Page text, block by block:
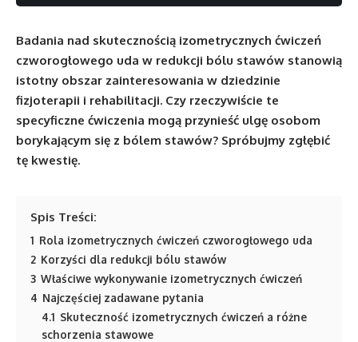
Badania nad skutecznością izometrycznych ćwiczeń
czworogłowego uda w redukcji bólu stawów stanowią
istotny obszar zainteresowania w dziedzinie
fizjoterapii i rehabilitacji. Czy rzeczywiście te
specyficzne ćwiczenia mogą przynieść ulgę osobom
borykającym się z bólem stawów? Spróbujmy zgłębić
tę kwestię.
Spis Treści:
1 Rola izometrycznych ćwiczeń czworogłowego uda
2 Korzyści dla redukcji bólu stawów
3 Właściwe wykonywanie izometrycznych ćwiczeń
4 Najczęściej zadawane pytania
4.1 Skuteczność izometrycznych ćwiczeń a różne
schorzenia stawowe